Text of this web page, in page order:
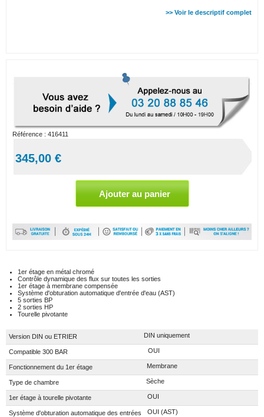
>> Voir le descriptif complet
Référence : 416411
345,00 €
1er étage en métal chromé
Contrôle dynamique des flux sur toutes les sorties
1er étage à membrane compensée
Système d'obturation automatique d'entrée d'eau (AST)
5 sorties BP
2 sorties HP
Tourelle pivotante
Version DIN ou ETRIER DIN uniquement
Compatible 300 BAR OUI
Fonctionnement du 1er étage Membrane
Type de chambre Sèche
1er étage à tourelle pivotante OUI
Système d'obturation automatique des entrées OUI (AST)